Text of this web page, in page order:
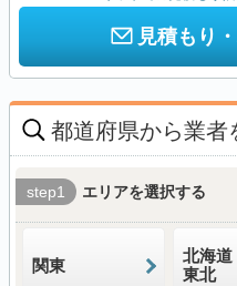
見積もり
都道府県から業者
step1 エリアを選択する
関東
北海道
東北